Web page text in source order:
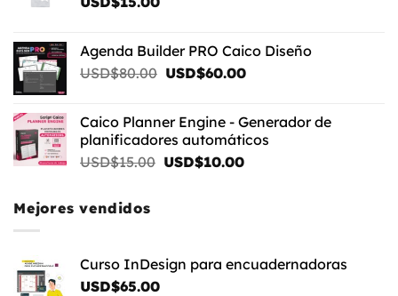
Agenda Builder PRO Caico Diseño
USD$80.00 El
era:
USD$80.00.
USD$60.00El
es:
USD$60.00.
Caico Planner Engine - Generador de
planificadores automáticos
USD$15.00 El
USD$10.00El
Mejores vendidos
Curso InDesign para encuadernadoras
USD$65.00